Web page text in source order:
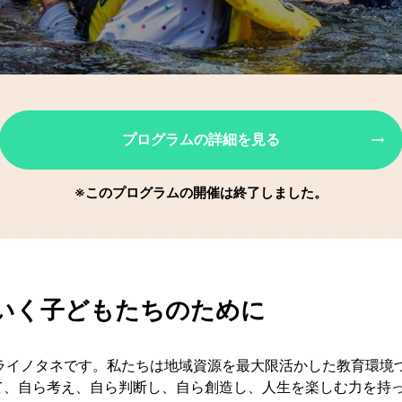
プログラムの詳細を見る
※このプログラムの開催は終了しました。
く子どもたちのために
ノタネです。私たちは地域資源を最大限活かした教育環
自ら考え、自ら判断し、自ら創造し、人生を楽しむ力を持